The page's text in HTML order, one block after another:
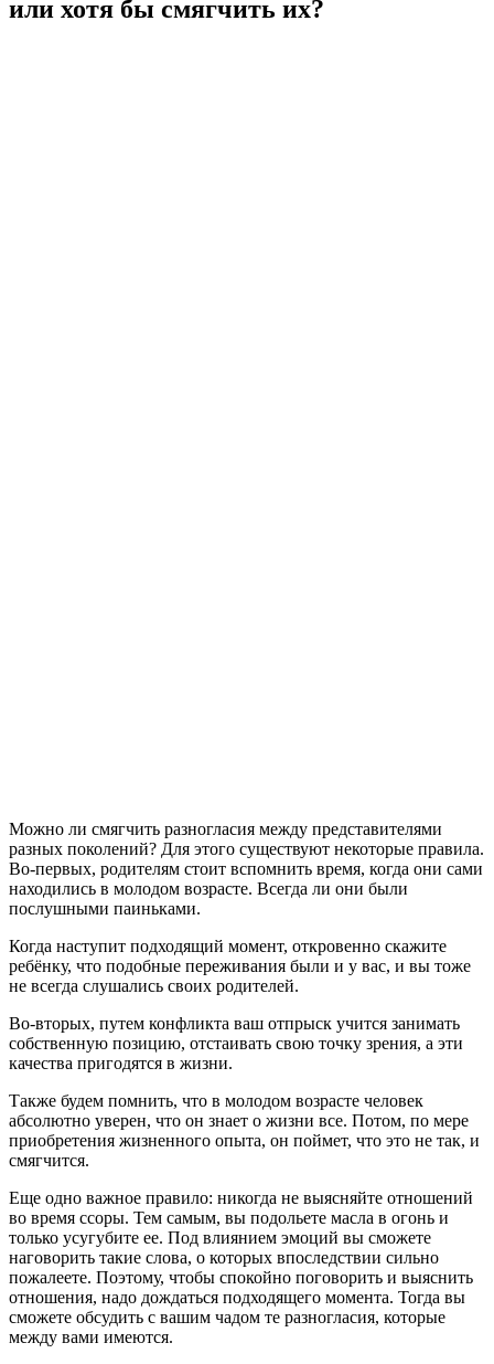
или хотя бы смягчить их?
Можно ли смягчить разногласия между представителями
разных поколений? Для этого существуют некоторые правила.
Во-первых, родителям стоит вспомнить время, когда они сами
находились в молодом возрасте. Всегда ли они были
послушными паиньками.
Когда наступит подходящий момент, откровенно скажите
ребёнку, что подобные переживания были и у вас, и вы тоже
не всегда слушались своих родителей.
Во-вторых, путем конфликта ваш отпрыск учится занимать
собственную позицию, отстаивать свою точку зрения, а эти
качества пригодятся в жизни.
Также будем помнить, что в молодом возрасте человек
абсолютно уверен, что он знает о жизни все. Потом, по мере
приобретения жизненного опыта, он поймет, что это не так, и
смягчится.
Еще одно важное правило: никогда не выясняйте отношений
во время ссоры. Тем самым, вы подольете масла в огонь и
только усугубите ее. Под влиянием эмоций вы сможете
наговорить такие слова, о которых впоследствии сильно
пожалеете. Поэтому, чтобы спокойно поговорить и выяснить
отношения, надо дождаться подходящего момента. Тогда вы
сможете обсудить с вашим чадом те разногласия, которые
между вами имеются.